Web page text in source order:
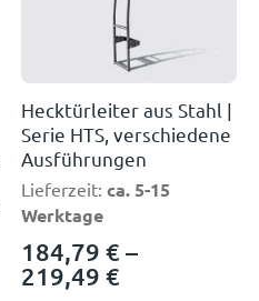
Hecktürleiter aus Stahl |
Serie HTS, verschiedene
Ausführungen
Lieferzeit: ca. 5-15
Werktage
184,79 € –
219,49 €